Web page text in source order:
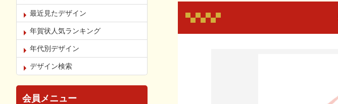
最近見たデザイン
年賀状人気ランキング
年代別デザイン
デザイン検索
会員メニュー